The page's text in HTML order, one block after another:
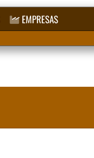
EMPRESAS